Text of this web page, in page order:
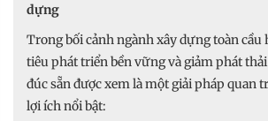
dựng
Trong bối cảnh ngành xây dựng toàn cầu
tiêu phát triển bền vững và giảm phát
đúc sẵn được xem là một giải pháp quan
lợi ích nổi bật: